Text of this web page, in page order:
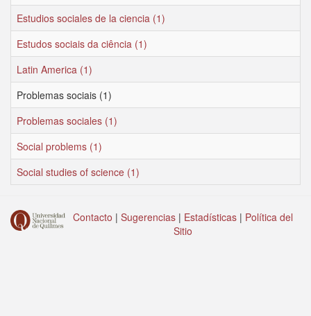
Estudios sociales de la ciencia (1)
Estudos sociais da ciência (1)
Latin America (1)
Problemas sociais (1)
Problemas sociales (1)
Social problems (1)
Social studies of science (1)
Contacto | Sugerencias | Estadísticas | Política del
Sitio